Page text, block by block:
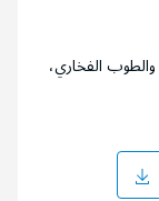
الفخاري،